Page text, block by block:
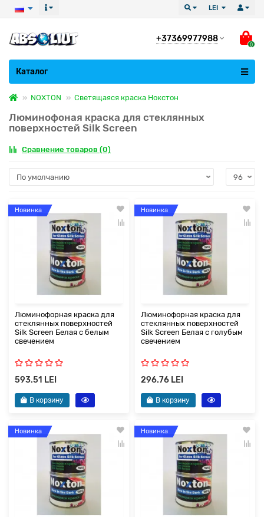
LEI
+37369977988
0
Все категории
Каталог
NOXTON Светящаяся краска Нокстон
Люминофоная краска для стеклянных
поверхностей Silk Screen
Сравнение товаров (0)
Новинка
Люминофорная краска для
стеклянных поверхностей
Silk Screen Белая с белым
свечением
593.51 LEI
В корзину
Новинка
Люминофорная краска для
стеклянных поверхностей
Silk Screen Белая с голубым
свечением
296.76 LEI
В корзину
Новинка Новинка